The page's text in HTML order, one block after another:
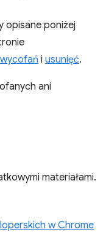
opisane poniżej
wycofań i usunięć.
ani
materiałami.
w Chrome